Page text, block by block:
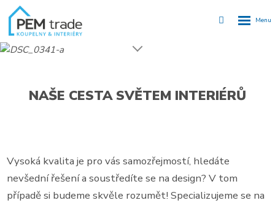
Vyhledávání
NAŠE CESTA SVĚTEM INTERIÉRŮ
Vysoká kvalita je pro vás samozřejmostí, hledáte
nevšední řešení a soustředíte se na design? V tom
případě si budeme skvěle rozumět! Specializujeme se na